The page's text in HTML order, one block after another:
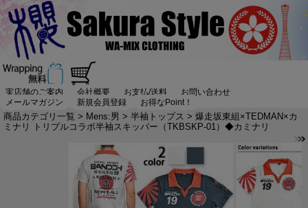
実店舗のご案内 会社概要 お支払/送料
お問い合わせ
メールマガジン
新規会員登録 お得なPoint！
商品カテゴリ一覧 > Mens:男 > 半袖トップス > 爆走坂東組×TEDMAN×カ
ミナリ トリプルコラボ半袖スキッパー（TKBSKP-01）◆カミナリ